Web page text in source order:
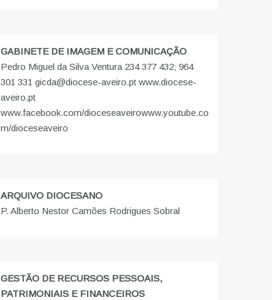
GABINETE DE IMAGEM E COMUNICAÇÃO
Pedro Miguel da Silva Ventura 234 377 432; 964
301 331 gicda@diocese-aveiro.pt www.diocese-
aveiro.pt
www.facebook.com/dioceseaveirowww.youtube.co
m/dioceseaveiro
ARQUIVO DIOCESANO
P. Alberto Nestor Camões Rodrigues Sobral
GESTÃO DE RECURSOS PESSOAIS,
PATRIMONIAIS E FINANCEIROS